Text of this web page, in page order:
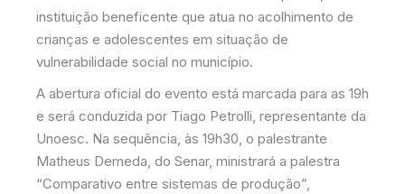
instituição beneficente que atua no acolhimento de
crianças e adolescentes em situação de
vulnerabilidade social no município.
A abertura oficial do evento está marcada para as 19h
e será conduzida por Tiago Petrolli, representante da
Unoesc. Na sequência, às 19h30, o palestrante
Matheus Demeda, do Senar, ministrará a palestra
“Comparativo entre sistemas de produção”,